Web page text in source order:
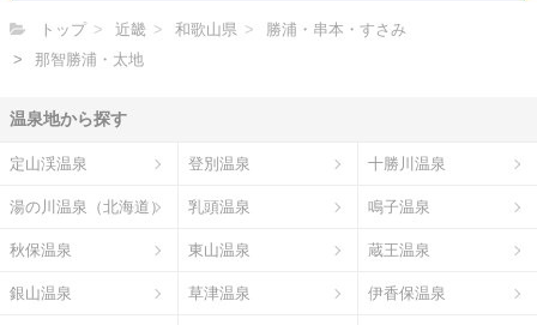
トップ 近畿 和歌山県
勝浦・串本・すさみ
那智勝浦・太地
温泉地から探す
定山渓温泉 登別温泉 十勝川温泉
湯の川温泉（北海道） 乳頭温泉 鳴子温泉
秋保温泉 東山温泉 蔵王温泉
銀山温泉 草津温泉 伊香保温泉